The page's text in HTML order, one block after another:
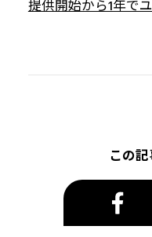
提供開始から1年で
この